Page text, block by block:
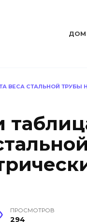
ДОМ
ВЕСА СТАЛЬНОЙ ТРУБЫ
ПРОСМОТРОВ
294